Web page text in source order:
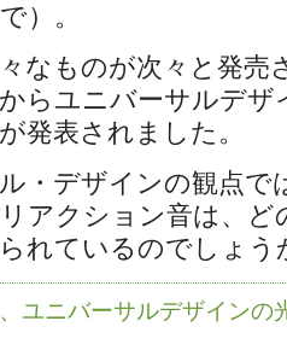
）。
なものが次々と発売
らユニバーサルデザ
発表されました。
・デザインの観点で
アクション音は、ど
れているのでしょう
ニバーサルデザインの